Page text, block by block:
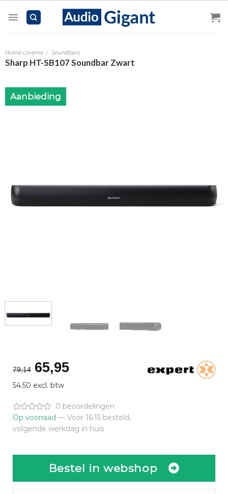
Home cinema / Soundbars
Sharp HT-SB107 Soundbar Zwart
Aanbieding
79,14 Oorspronkelijke
prijs
was:
€79,14.
65,95Huidige
€65,95.
54.50 excl. btw
0 beoordelingen
Op voorraad — Voor 16:15 besteld,
volgende werkdag in huis
Bestel in webshop